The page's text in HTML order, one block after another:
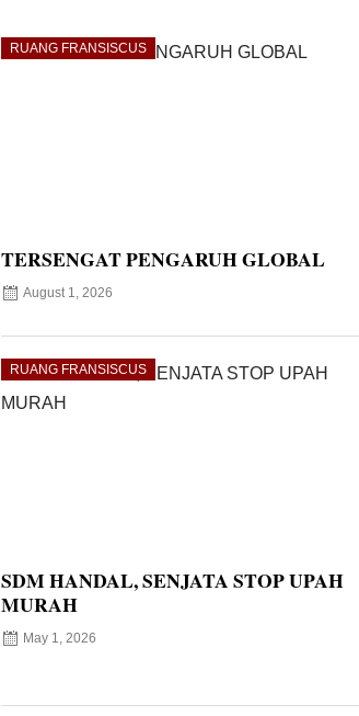
RUANG FRANSISCUS
TERSENGAT PENGARUH GLOBAL
August 1, 2026
RUANG FRANSISCUS
SDM HANDAL, SENJATA STOP UPAH
MURAH
May 1, 2026